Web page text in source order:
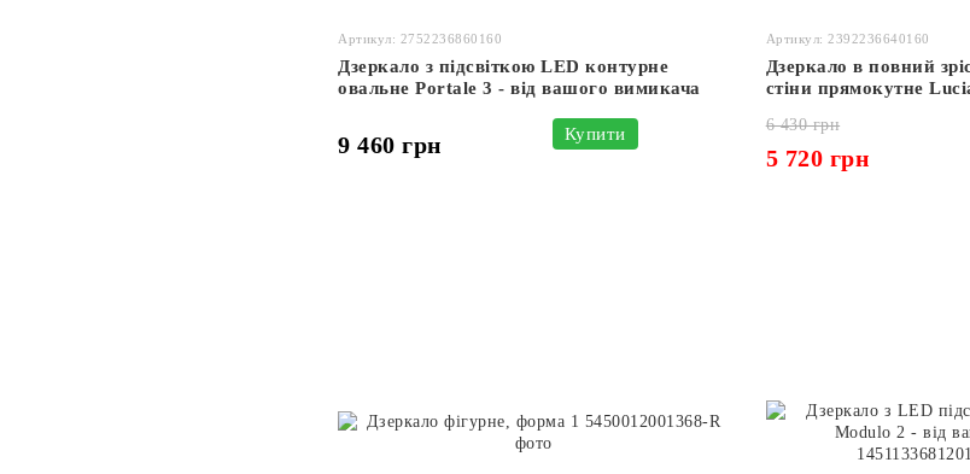
Артикул: 2752236860160
Дзеркало з підсвіткою LED контурне
овальне Portale 3 - від вашого вимикача
9 460 грн Купити
Артикул: 2392236640160
Дзеркало в повний
стіни прямокутне
6 430 грн
5 720 грн